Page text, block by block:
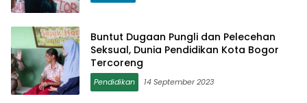
Buntut Dugaan Pungli dan Pelecehan
Seksual, Dunia Pendidikan Kota Bogor
Tercoreng
Pendidikan 14 September 2023